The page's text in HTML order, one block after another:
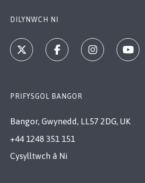
DILYNWCH NI
PRIFYSGOL BANGOR
Bangor, Gwynedd, LL57 2DG, UK
+44 1248 351 151
Cysylltwch â Ni